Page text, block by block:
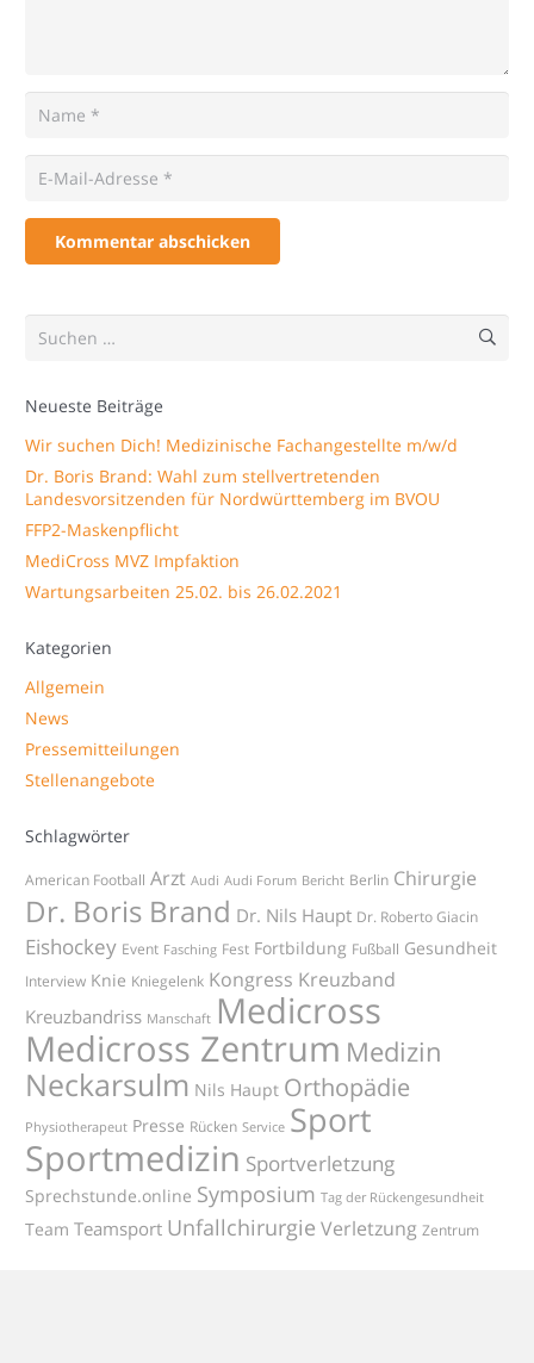
Kommentar abschicken
Suchen
Neueste Beiträge
Wir suchen Dich! Medizinische Fachangestellte m/w/d
Dr. Boris Brand: Wahl zum stellvertretenden
Landesvorsitzenden für Nordwürttemberg im BVOU
FFP2-Maskenpflicht
MediCross MVZ Impfaktion
Wartungsarbeiten 25.02. bis 26.02.2021
Kategorien
Allgemein
News
Pressemitteilungen
Stellenangebote
Schlagwörter
American Football Arzt Audi Audi Forum Bericht Berlin Chirurgie
Dr. Boris Brand Dr. Nils Haupt Dr. Roberto Giacin
Eishockey Event Fasching Fest Fortbildung Fußball Gesundheit
Interview Knie Kniegelenk Kongress Kreuzband
Kreuzbandriss Manschaft Medicross
Medicross Zentrum Medizin
Neckarsulm Nils Haupt Orthopädie
Physiotherapeut Presse Rücken Service Sport
Sportmedizin Sportverletzung
Sprechstunde.online Symposium Tag der Rückengesundheit
Team Teamsport Unfallchirurgie Verletzung Zentrum